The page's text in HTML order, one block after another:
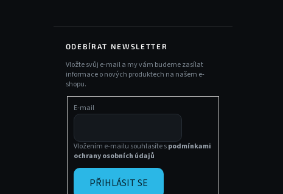
ODEBÍRAT NEWSLETTER
Vložte svůj e-mail a my vám budeme zasílat
informace o nových produktech na našem e-
shopu.
E-mail
Vložením e-mailu souhlasíte spodmínkami
ochrany osobních údajů
PŘIHLÁSIT SE